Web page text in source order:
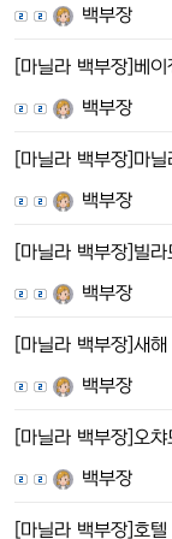
백부장
[마닐라 백부장]베
백부장
[마닐라 백부장]마
백부장
[마닐라 백부장]빌
백부장
[마닐라 백부장]새
백부장
[마닐라 백부장]오
백부장
[마닐라 백부장]호